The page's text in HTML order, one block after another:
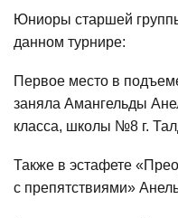
Юниоры старшей
данном турнире:
Первое место в
заняла Амангельды
класса, школы №8 г.
Также в эстафете
с препятствиями»